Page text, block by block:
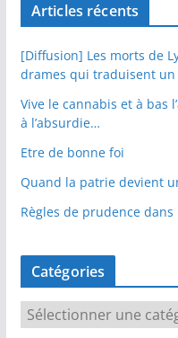
Articles récents
[Diffusion] Les morts de
drames qui traduisent
Vive le cannabis et à bas
à l’absurdie…
Etre de bonne foi
Quand la patrie devient
Règles de prudence dans
Catégories